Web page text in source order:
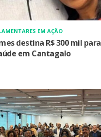
EM AÇÃO
destina R$ 300 mil para
em Cantagalo